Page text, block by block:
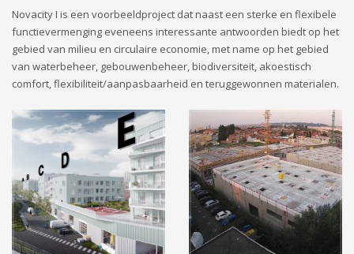
Novacity I is een voorbeeldproject dat naast een sterke en flexibele
functievermenging eveneens interessante antwoorden biedt op het
gebied van milieu en circulaire economie, met name op het gebied
van waterbeheer, gebouwenbeheer, biodiversiteit, akoestisch
comfort, flexibiliteit/aanpasbaarheid en teruggewonnen materialen.